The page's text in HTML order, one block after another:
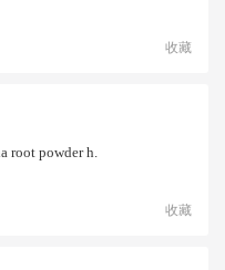
收藏
root powder h.
收藏